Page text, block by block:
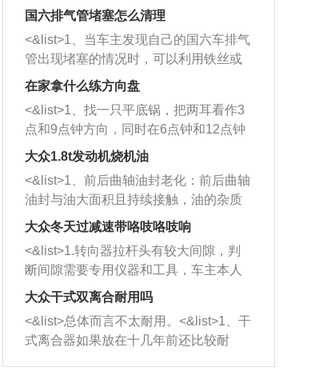
牌，但是中高低端的轮胎都有生产，这
也是为了更好的开拓市场。
国六排气管堵塞怎么清理
<&list>1、当车主发现自己的国六车排气
管出现堵塞的情况时，可以利用铁丝或
者是细棍，直接将杂物给取出来，如果
堵塞情况比较严重，也可以采取应急措
施。 <&list>2、直接利用木棍将所有的
杂物推到排气管里面的位置处，然后将
三元催化器拆解开，就可以将堵塞的东
西取出来。但如果是因为积碳过多引起
的堵塞，就需要将三元催化器泡在草酸
洗剂对堵塞的情况得到解决，将清洗剂
放在燃油箱中，与燃油混合后，车辆启
动时，就可以和汽油一起进入到燃烧
室，最后形成废气排出，就可以让三元
催化器得到清洗，排气管堵塞的情况就
能够得到解决。
在家拿什么练方向盘
<&list>1、找一只平底锅，把两耳看作3
点和9点钟方向，同时在6点钟和12点钟
方向做一个标记。 <&list>2、双手握住
一圈半的练习，往右同样也要打相同的
圈数。 <&list>3、最后强调要反复练
习，这样就可以形成肌肉记忆，在真实
驾驶车辆时，不需要记忆也能打好方
向。
大众1.8t发动机烧机油
<&list>1、前后曲轴油封老化：前后曲轴
油封与油大面积且持续接触，油的杂质
和发动机内持续温度变化使其密封效果
逐渐减弱，导致渗油或漏油。<&list>2、
活塞间隙过大：积碳会使活塞环与缸体
的间隙扩大，导致机油流入燃烧室中，
造成烧机油。<&list>3、机油粘度。使用
机油粘度过小的话，同样会有烧机油现
象，机油粘度过小具有很好的流动性，
大众冬天过减速带咯吱咯吱响
<&list>1.转向器拉杆头有较大间隙，判
断间隙需要专用仪器和工具，车主本人
无法制作，需要将车辆送到修理厂或4s
店；<&list>2.车辆半轴套管防尘罩破
裂，破裂后会出现漏油现象，使半轴磨
损严重，磨损的半轴容易损坏，产生异
响；<&list>3.稳定器的转向胶套和球头
大众干式双离合耐用吗
<&list>总体而言不太耐用。<&list>1、干
式离合器如果放在十几年前还比较耐